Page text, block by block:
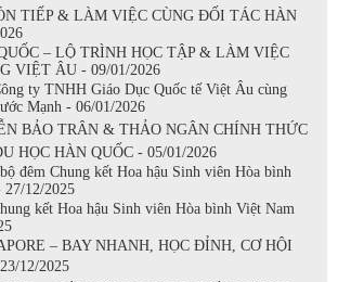
TIẾP & LÀM VIỆC CÙNG ĐỐI TÁC HÀN
– LỘ TRÌNH HỌC TẬP & LÀM VIỆC
VIỆT ÂU - 09/01/2026
ty TNHH Giáo Dục Quốc tế Việt Âu cùng
Mạnh - 06/01/2026
BẢO TRÂN & THẢO NGÂN CHÍNH THỨC
HỌC HÀN QUỐC - 05/01/2026
đêm Chung kết Hoa hậu Sinh viên Hòa bình
27/12/2025
kết Hoa hậu Sinh viên Hòa bình Việt Nam
– BAY NHANH, HỌC ĐỈNH, CƠ HỘI
12/2025